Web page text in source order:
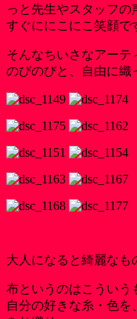
っと先生やスタッフの
すぐににこにこ笑顔で
そんなちいさなアーテ
のびのびと、自由に織
大人になると綺麗なも
布というのはこういう
自分の好きな糸・色を